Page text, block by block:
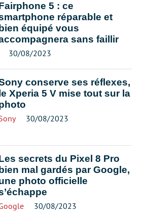
5 : ce
réparable et
bien équipé vous
sans faillir
30/08/2023
conserve ses réflexes,
le Xperia 5 V mise tout sur la
30/08/2023
secrets du Pixel 8 Pro
bien mal gardés par Google,
photo officielle
30/08/2023